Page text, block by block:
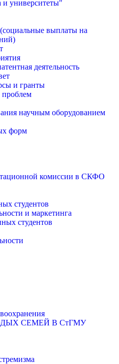
университеты"
выплаты на
деятельность
и гранты
научным оборудованием
форм
комиссии в СКФО
студентов
и маркетинга
студентов
СЕМЕЙ В СтГМУ